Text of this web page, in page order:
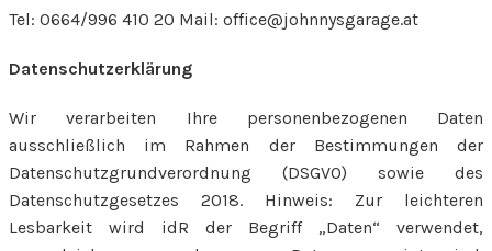
Tel: 0664/996 410 20 Mail: office@johnnysgarage.at
Datenschutzerklärung
Wir verarbeiten Ihre personenbezogenen Daten
ausschließlich im Rahmen der Bestimmungen der
Datenschutzgrundverordnung (DSGVO) sowie des
Datenschutzgesetzes 2018. Hinweis: Zur leichteren
Lesbarkeit wird idR der Begriff „Daten“ verwendet,